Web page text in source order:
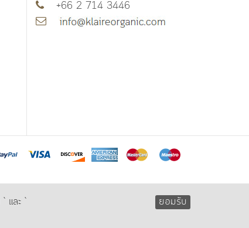
` และ `
ยอมรับ
+66 2 714 3446